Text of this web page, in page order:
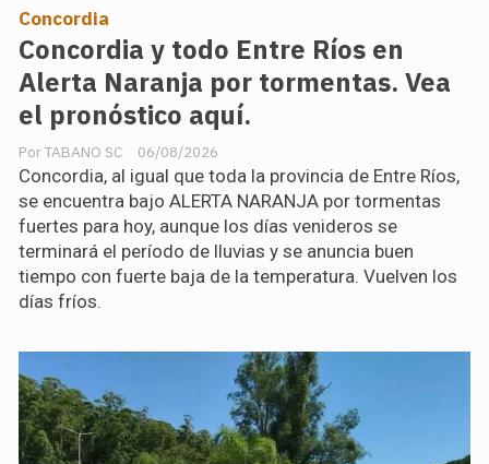
Concordia y todo Entre Ríos en
Alerta Naranja por tormentas. Vea
el pronóstico aquí.
TABANO SC
Concordia
06/08/2026
Concordia, al igual que toda la provincia de Entre Ríos,
se encuentra bajo ALERTA NARANJA por tormentas
fuertes para hoy, aunque los días venideros se
terminará el período de lluvias y se anuncia buen
tiempo con fuerte baja de la temperatura. Vuelven los
días fríos.